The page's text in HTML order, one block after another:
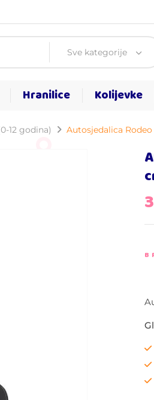
Sve kategorije
Hranilice Kolijevke
12 godina) Autosjedalica